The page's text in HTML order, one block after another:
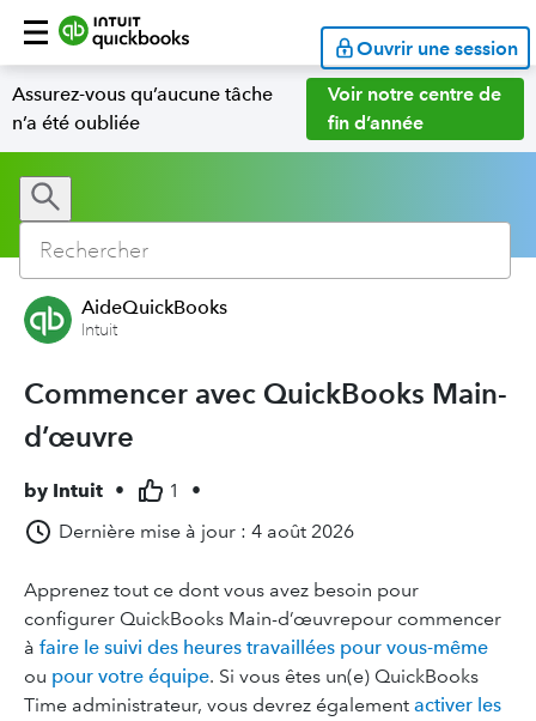
Ouvrir une session
Assurez-vous qu’aucune tâche
n’a été oubliée
Voir notre centre de
fin d’année
AideQuickBooks
Intuit
Commencer avec QuickBooks Main-
d’œuvre
by Intuit • 1
•
Dernière mise à jour : 4 août 2026
Apprenez tout ce dont vous avez besoin pour
configurer QuickBooks Main-d’œuvrepour commencer
à faire le suivi des heures travaillées pour vous-même
ou pour votre équipe. Si vous êtes un(e) QuickBooks
Time administrateur, vous devrez également activer les